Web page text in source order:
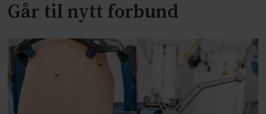
Går til nytt forbund